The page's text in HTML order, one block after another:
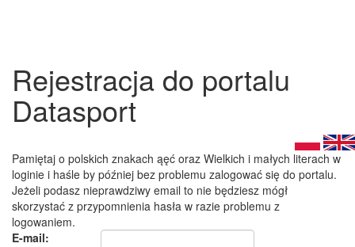
Rejestracja do portalu
Datasport
Pamiętaj o polskich znakach ąęć oraz Wielkich i małych literach w
loginie i haśle by później bez problemu zalogować się do portalu.
Jeżeli podasz nieprawdziwy email to nie będziesz mógł
skorzystać z przypomnienia hasła w razie problemu z
logowaniem.
E-mail: